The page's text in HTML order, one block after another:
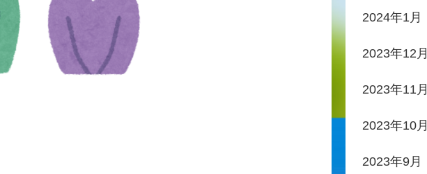
2024年1月
2023年12月
2023年11月
2023年10月
2023年9月